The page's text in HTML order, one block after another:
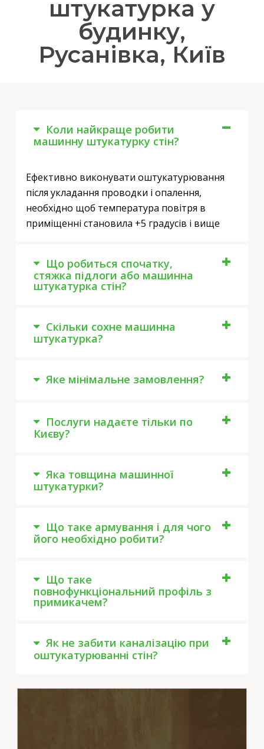
штукатурка у
будинку,
Русанівка, Київ
Коли найкраще робити
машинну штукатурку стін?
Ефективно виконувати оштукатурювання
після укладання проводки і опалення,
необхідно щоб температура повітря в
приміщенні становила +5 градусів і вище
Що робиться спочатку,
стяжка підлоги або машинна
штукатурка стін?
Скільки сохне машинна
штукатурка?
Яке мінімальне замовлення?
Послуги надаєте тільки по
Києву?
Яка товщина машинної
штукатурки?
Що таке армування і для чого
його необхідно робити?
Що таке
повнофункціональний профіль з
примикачем?
Як не забити каналізацію при
оштукатурюванні стін?